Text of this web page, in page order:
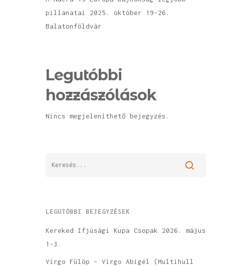
pillanatai 2025. október 19-26.
Balatonföldvár
Legutóbbi
hozzászólások
Nincs megjeleníthető bejegyzés.
LEGUTÓBBI BEJEGYZÉSEK
Kereked Ifjúsági Kupa Csopak 2026. május
1-3.
Virgo Fülöp – Virgo Abigél (Multihull